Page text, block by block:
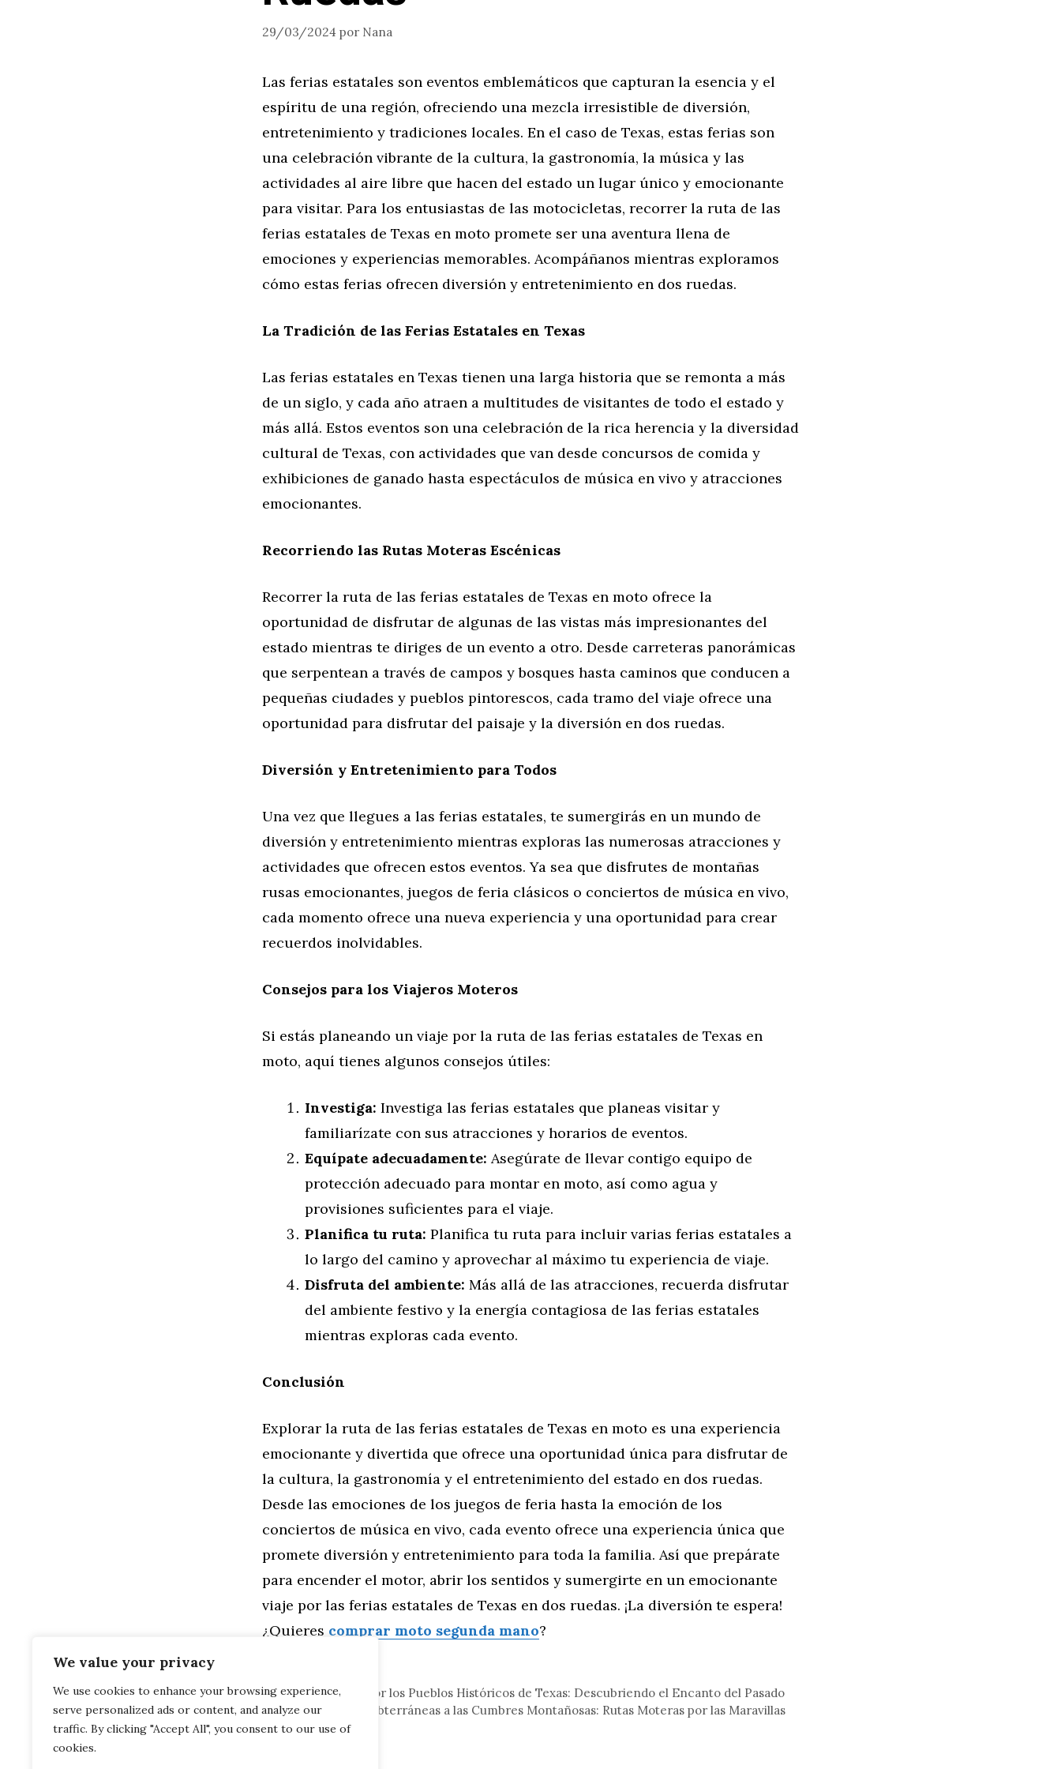
We value your privacy
We use cookies to enhance your browsing experience,
serve personalized ads or content, and analyze our
traffic. By clicking "Accept All", you consent to our use of
cookies.
29/03/2024 por Nana
Las ferias estatales son eventos emblemáticos que capturan la esencia y el
espíritu de una región, ofreciendo una mezcla irresistible de diversión,
entretenimiento y tradiciones locales. En el caso de Texas, estas ferias son
una celebración vibrante de la cultura, la gastronomía, la música y las
actividades al aire libre que hacen del estado un lugar único y emocionante
para visitar. Para los entusiastas de las motocicletas, recorrer la ruta de las
ferias estatales de Texas en moto promete ser una aventura llena de
emociones y experiencias memorables. Acompáñanos mientras exploramos
cómo estas ferias ofrecen diversión y entretenimiento en dos ruedas.
La Tradición de las Ferias Estatales en Texas
Las ferias estatales en Texas tienen una larga historia que se remonta a más
de un siglo, y cada año atraen a multitudes de visitantes de todo el estado y
más allá. Estos eventos son una celebración de la rica herencia y la diversidad
cultural de Texas, con actividades que van desde concursos de comida y
exhibiciones de ganado hasta espectáculos de música en vivo y atracciones
emocionantes.
Recorriendo las Rutas Moteras Escénicas
Recorrer la ruta de las ferias estatales de Texas en moto ofrece la
oportunidad de disfrutar de algunas de las vistas más impresionantes del
estado mientras te diriges de un evento a otro. Desde carreteras panorámicas
que serpentean a través de campos y bosques hasta caminos que conducen a
pequeñas ciudades y pueblos pintorescos, cada tramo del viaje ofrece una
oportunidad para disfrutar del paisaje y la diversión en dos ruedas.
Diversión y Entretenimiento para Todos
Una vez que llegues a las ferias estatales, te sumergirás en un mundo de
diversión y entretenimiento mientras exploras las numerosas atracciones y
actividades que ofrecen estos eventos. Ya sea que disfrutes de montañas
rusas emocionantes, juegos de feria clásicos o conciertos de música en vivo,
cada momento ofrece una nueva experiencia y una oportunidad para crear
recuerdos inolvidables.
Consejos para los Viajeros Moteros
Si estás planeando un viaje por la ruta de las ferias estatales de Texas en
moto, aquí tienes algunos consejos útiles:
Investiga: Investiga las ferias estatales que planeas visitar y
familiarízate con sus atracciones y horarios de eventos.
Equípate adecuadamente: Asegúrate de llevar contigo equipo de
protección adecuado para montar en moto, así como agua y
provisiones suficientes para el viaje.
Planifica tu ruta: Planifica tu ruta para incluir varias ferias estatales a
lo largo del camino y aprovechar al máximo tu experiencia de viaje.
Disfruta del ambiente: Más allá de las atracciones, recuerda disfrutar
del ambiente festivo y la energía contagiosa de las ferias estatales
mientras exploras cada evento.
Conclusión
Explorar la ruta de las ferias estatales de Texas en moto es una experiencia
emocionante y divertida que ofrece una oportunidad única para disfrutar de
la cultura, la gastronomía y el entretenimiento del estado en dos ruedas.
Desde las emociones de los juegos de feria hasta la emoción de los
conciertos de música en vivo, cada evento ofrece una experiencia única que
promete diversión y entretenimiento para toda la familia. Así que prepárate
para encender el motor, abrir los sentidos y sumergirte en un emocionante
viaje por las ferias estatales de Texas en dos ruedas. ¡La diversión te espera!
¿Quieres comprar moto segunda mano?
Rutas Moteras por los Pueblos Históricos de Texas: Descubriendo el Encanto del Pasado
De las Cuevas Subterráneas a las Cumbres Montañosas: Rutas Moteras por las Maravillas
Naturales de Texas